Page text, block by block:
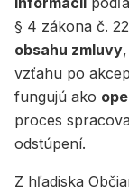
§ 4 zákona č.
obsahu zmluvy
vzťahu po
fungujú ako
proces
odstúpení.
Z hľadiska